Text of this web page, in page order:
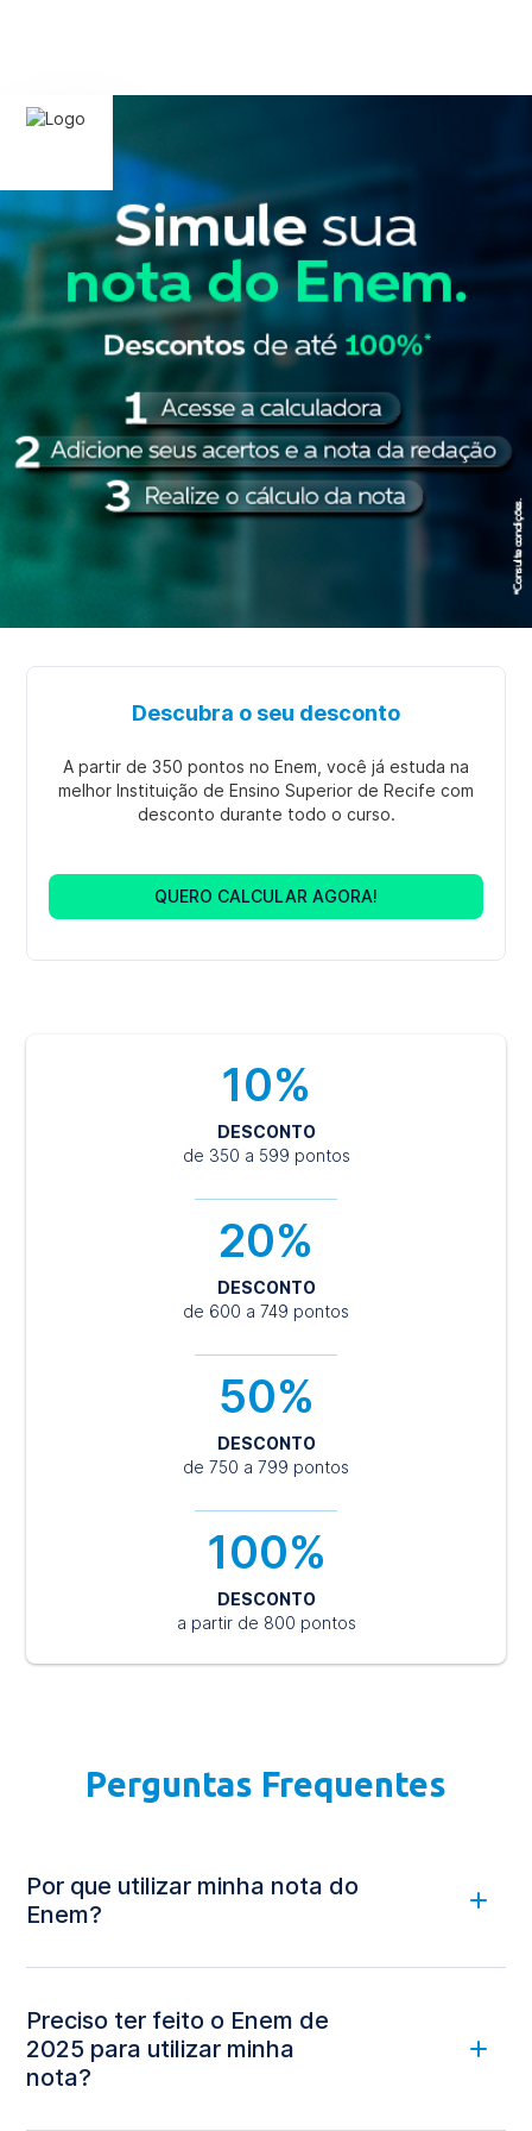
Descubra o seu desconto
A partir de 350 pontos no Enem, você já estuda na
melhor Instituição de Ensino Superior de Recife com
desconto durante todo o curso.
QUERO CALCULAR AGORA!
10%
DESCONTO
de 350 a 599 pontos
20%
DESCONTO
de 600 a 749 pontos
50%
DESCONTO
de 750 a 799 pontos
100%
DESCONTO
a partir de 800 pontos
Perguntas Frequentes
Por que utilizar minha nota do
Enem?
Preciso ter feito o Enem de
2025 para utilizar minha
nota?